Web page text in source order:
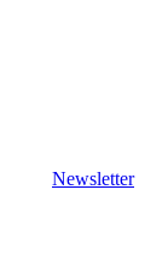
Newsletter